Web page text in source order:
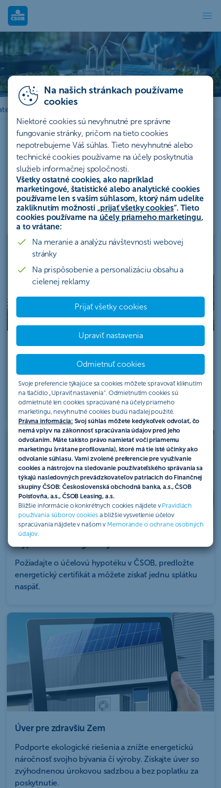
Na našich stránkach používame
cookies
Niektoré cookies sú nevyhnutné pre správne
fungovanie stránky, pričom na tieto cookies
nepotrebujeme Váš súhlas. Tieto nevyhnutné alebo
technické cookies používame na účely poskytnutia
služieb informačnej spoločnosti.
Všetky ostatné cookies, ako napríklad
marketingové, štatistické alebo analytické cookies
používame len s vašim súhlasom, ktorý nám udelíte
zakliknutím možnosti „prijať všetky cookies“. Tieto
cookies používame na účely priameho marketingu,
a to vrátane:
Na meranie a analýzu návštevnosti webovej
stránky
Na prispôsobenie a personalizáciu obsahu a
cielenej reklamy
Prijať všetky cookies
Upraviť nastavenia
Odmietnuť cookies
Svoje preferencie týkajúce sa cookies môžete spravovať kliknutím
na tlačidlo „Upraviť nastavenia“. Odmietnutím cookies sú
odmietnuté len cookies spracúvané na účely priameho
marketingu, nevyhnutné cookies budú naďalej použité.
Právna informácia: Svoj súhlas môžete kedykoľvek odvolať, čo
nemá vplyv na zákonnosť spracúvania údajov pred jeho
odvolaním. Máte takisto právo namietať voči priamemu
marketingu (vrátane profilovania), ktoré má tie isté účinky ako
odvolanie súhlasu. Vami zvolené preferencie pre využívanie
cookies a nástrojov na sledovanie používateľského správania sa
týkajú nasledovných prevádzkovateľov patriacich do Finančnej
skupiny ČSOB: Československá obchodná banka, a.s., ČSOB
Poisťovňa, a.s., ČSOB Leasing, a.s.
Bližšie informácie o konkrétnych cookies nájdete v Pravidlách
používania súborov cookies a bližšie vysvetlenie účelov
spracúvania nájdete v našom v Memorande o ochrane osobných
údajov
Udržateľnosť
Udržateľnosť
Veríme, že udržateľnosť je kľúčom k lepšej budúcnosti. Preto
podporujeme riešenia, ktoré berú ohľad na spoločnosť,
ekonomický rozvoj a ochranu životného prostredia.
Vyberte si z ponuky udržateľných
produktov
Úvery Investovanie Leasing Poisťovňa
Spotrebný úver pre environmentálne účely
Získajte výhodnejšiu úrokovú sadzbu pri investíciách
zdrojov, nabíjacích staníc a ekologických dopravných
prostriedkov.
Požiadajte o účelovú hypotéku v ČSOB, predložte
energetický certifikát a môžete získať jednu splátku
naspäť.
Úver pre zdravšiu Zem
Podporte ekologické riešenia a znížte energetickú
náročnosť svojho bývania či výroby. Získajte úver so
zvýhodnenou úrokovou sadzbou a bez poplatku za
poskytnutie.